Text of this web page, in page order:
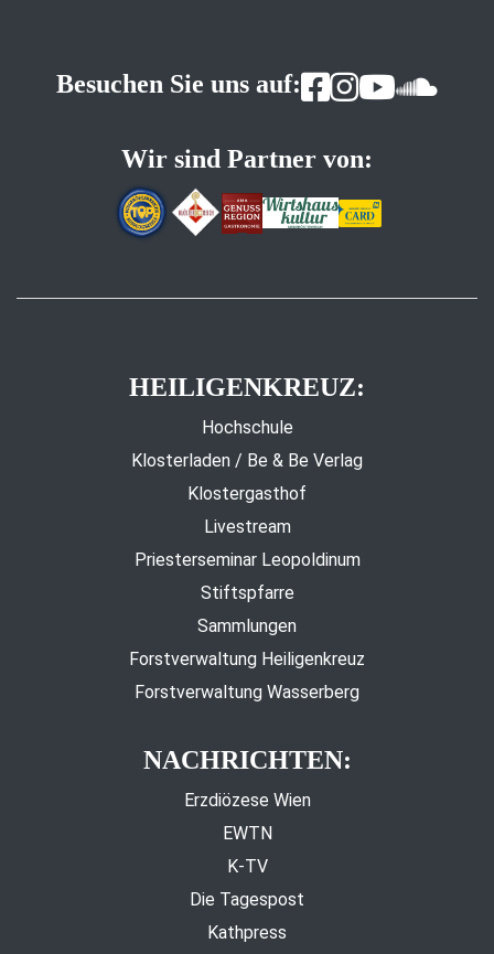
Besuchen Sie uns auf:
Wir sind Partner von:
HEILIGENKREUZ:
Hochschule
Klosterladen / Be & Be Verlag
Klostergasthof
Livestream
Priesterseminar Leopoldinum
Stiftspfarre
Sammlungen
Forstverwaltung Heiligenkreuz
Forstverwaltung Wasserberg
NACHRICHTEN:
Erzdiözese Wien
EWTN
K-TV
Die Tagespost
Kathpress